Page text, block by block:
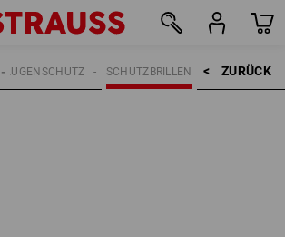
ZURÜCK    >
SCHUTZBRILLEN
AUGENSCHUTZ